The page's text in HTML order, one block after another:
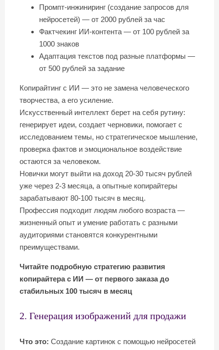
Промпт-инжиниринг (создание запросов для
нейросетей) — от 2000 рублей за час
Фактчекинг ИИ-контента — от 100 рублей за
1000 знаков
Адаптация текстов под разные платформы —
от 500 рублей за задание
Копирайтинг с ИИ — это не замена человеческого
творчества, а его усиление.
Искусственный интеллект берет на себя рутину:
генерирует идеи, создает черновики, помогает с
исследованием темы, но стратегическое мышление,
проверка фактов и эмоциональное воздействие
остаются за человеком.
Новички могут выйти на доход 20-30 тысяч рублей
уже через 2-3 месяца, а опытные копирайтеры
зарабатывают 80-100 тысяч в месяц.
Профессия подходит людям любого возраста —
жизненный опыт и умение работать с разными
аудиториями становятся конкурентными
преимуществами.
Читайте подробную стратегию развития
копирайтера с ИИ — от первого заказа до
стабильных 100 тысяч в месяц
2. Генерация изображений для продажи
Что это: Создание картинок с помощью нейросетей